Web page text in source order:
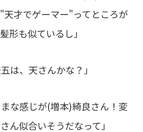
天才でゲーマー"ってところが
形も似ているし」
は、天さんかな？」
まな感じが(増本)綺良さん！変
ん似合いそうだなって」